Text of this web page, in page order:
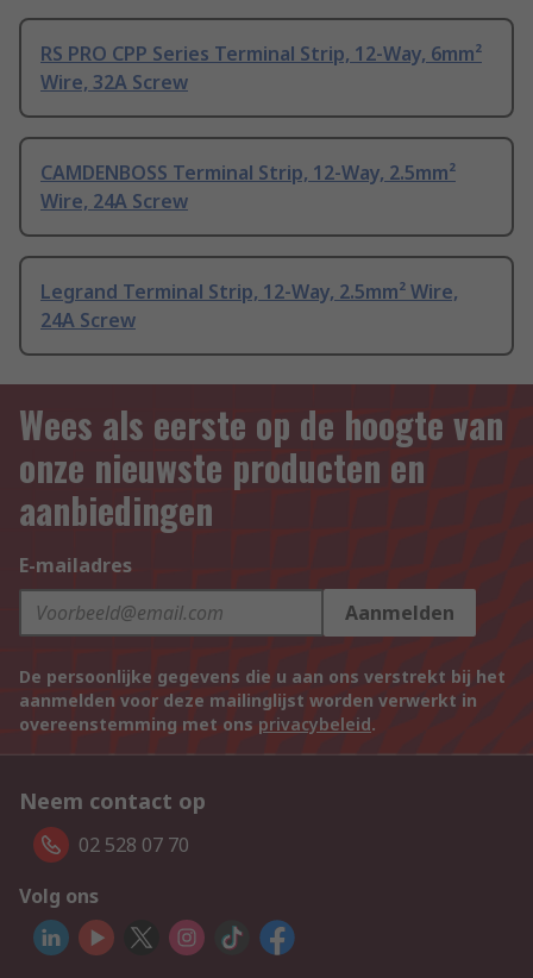
RS PRO CPP Series Terminal Strip, 12-Way, 6mm²
Wire, 32A Screw
CAMDENBOSS Terminal Strip, 12-Way, 2.5mm²
Wire, 24A Screw
Legrand Terminal Strip, 12-Way, 2.5mm² Wire,
24A Screw
Wees als eerste op de hoogte van
onze nieuwste producten en
aanbiedingen
E-mailadres
Aanmelden
De persoonlijke gegevens die u aan ons verstrekt bij het
aanmelden voor deze mailinglijst worden verwerkt in
overeenstemming met ons privacybeleid.
Neem contact op
02 528 07 70
Volg ons